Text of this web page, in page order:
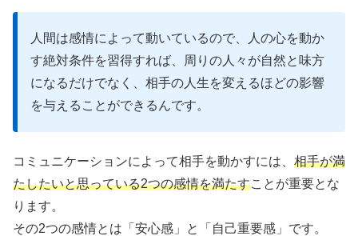
人間は感情によって動いているので、人の心を動か
す絶対条件を習得すれば、周りの人々が自然と味方
になるだけでなく、相手の人生を変えるほどの影響
を与えることができるんです。
コミュニケーションによって相手を動かすには、 相手が満
たしたいと思っている2つの感情を満たすことが重要とな
ります。
その2つの感情とは「安心感」と「自己重要感」です。